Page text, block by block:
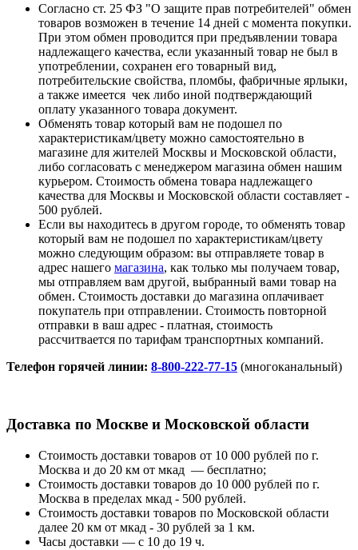
Согласно ст. 25 ФЗ "О защите прав потребителей" обмен
товаров возможен в течение 14 дней с момента покупки.
При этом обмен проводится при предъявлении товара
надлежащего качества, если указанный товар не был в
употреблении, сохранен его товарный вид,
потребительские свойства, пломбы, фабричные ярлыки,
а также имеется чек либо иной подтверждающий
оплату указанного товара документ.
Обменять товар который вам не подошел по
характеристикам/цвету можно самостоятельно в
магазине для жителей Москвы и Московской области,
либо согласовать с менеджером магазина обмен нашим
курьером. Стоимость обмена товара надлежащего
качества для Москвы и Московской области составляет -
500 рублей.
Если вы находитесь в другом городе, то обменять товар
который вам не подошел по характеристикам/цвету
можно следующим образом: вы отправляете товар в
адрес нашего магазина, как только мы получаем товар,
мы отправляем вам другой, выбранный вами товар на
обмен. Стоимость доставки до магазина оплачивает
покупатель при отправлении. Стоимость повторной
отправки в ваш адрес - платная, стоимость
рассчитвается по тарифам транспортных компаний.
Телефон горячей линии: 8-800-222-77-15 (многоканальный)
Доставка по Москве и Московской области
Стоимость доставки товаров от 10 000 рублей по г.
Москва и до 20 км от мкад — бесплатно;
Стоимость доставки товаров до 10 000 рублей по г.
Москва в пределах мкад - 500 рублей.
Стоимость доставки товаров по Московской области
далее 20 км от мкад - 30 рублей за 1 км.
Часы доставки — с 10 до 19 ч.